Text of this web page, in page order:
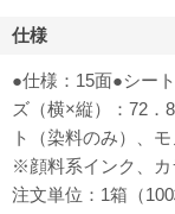
仕様
●仕様：15面●シー
ズ（横×縦）：72．
ト（染料のみ）、
※顔料系インク、カ
注文単位：1箱（